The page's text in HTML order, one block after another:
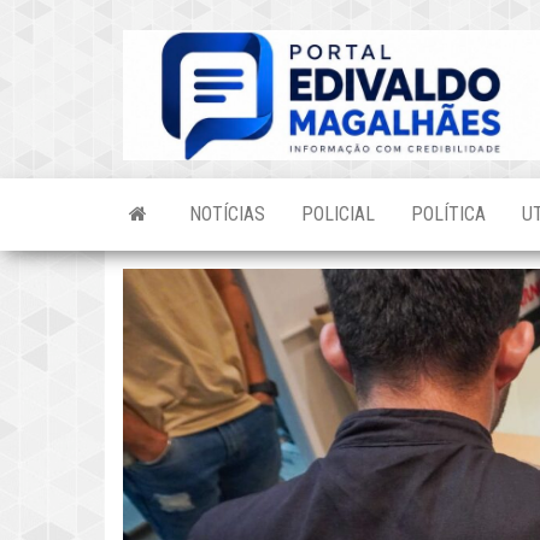
NOTÍCIAS POLICIAL POLÍTICA